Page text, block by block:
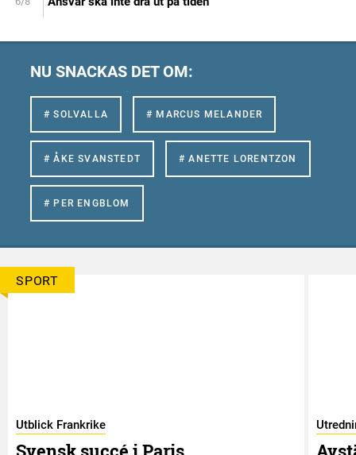
NU SNACKAS DET OM:
# SOLVALLA # MARCUS MELANDER
# ÅKE SVANSTEDT # ANETTE LORENTZON
# PER ENGBLOM
SPORT
Utblick Frankrike